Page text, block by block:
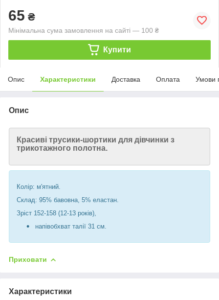
65 ₴
Мінімальна сума замовлення на сайті — 100 ₴
Купити
Опис Характеристики Доставка Оплата Умови
Опис
Красиві трусики-шортики для дівчинки з
трикотажного полотна.
Колір: м'ятний.
Склад: 95% бавовна, 5% еластан.
Зріст 152-158 (12-13 років),
напівобхват талії 31 см.
Приховати
Характеристики